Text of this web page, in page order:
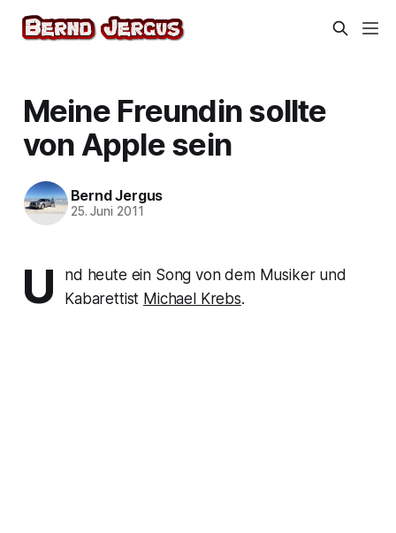
Meine Freundin sollte
von Apple sein
Bernd Jergus
25. Juni 2011
U
nd heute ein Song von dem Musiker und
Kabarettist Michael Krebs.